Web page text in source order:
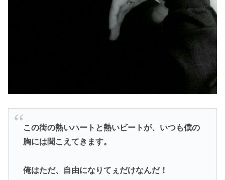
この街の熱いハートと熱いビートが、いつも僕の
胸には聞こえてきます。
俺はただ、自由になりてぇだけなんだ！